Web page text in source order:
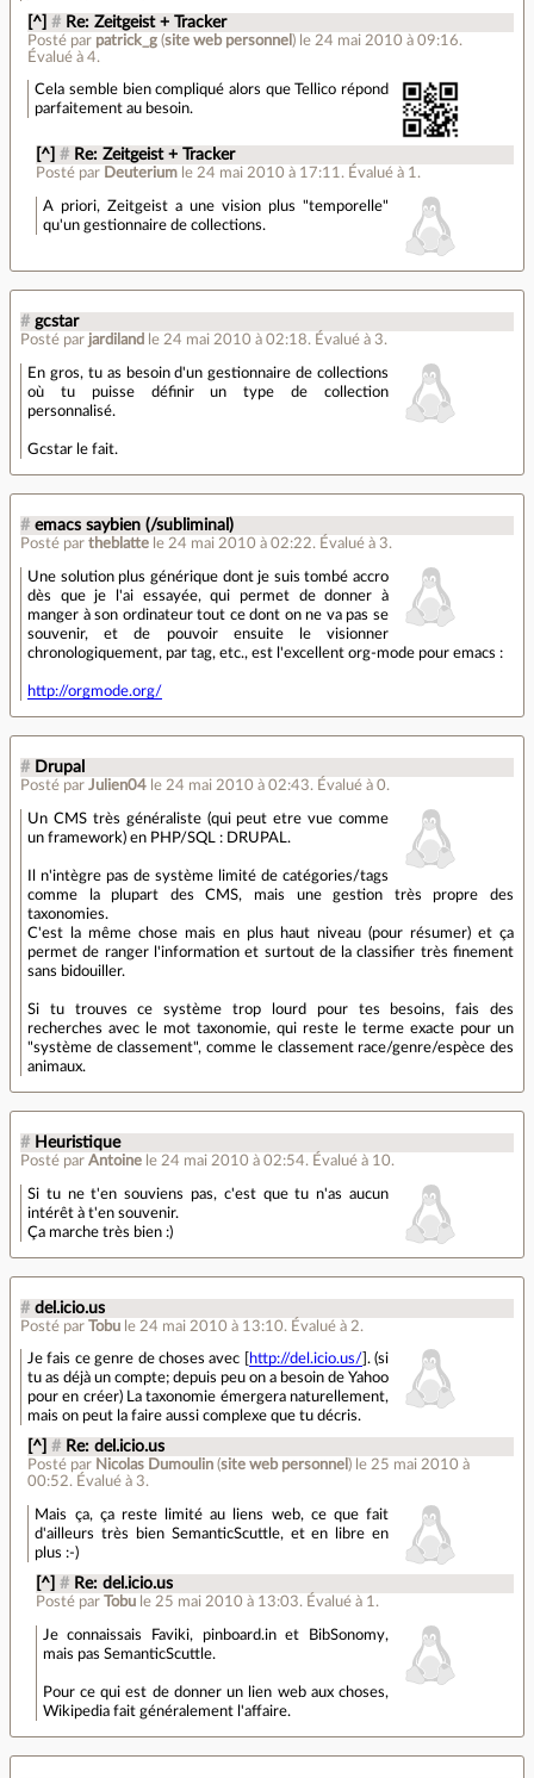
[^] # Re: Zeitgeist + Tracker
Posté par patrick_g (site web personnel ) le 24 mai 2010 à 09:16.
Évalué à4.
Cela semble bien compliqué alors que Tellico répond
parfaitement au besoin.
[^] # Re: Zeitgeist + Tracker
Posté par Deuterium le 24 mai 2010 à 17:11.Évalué à 1.
A priori, Zeitgeist a une vision plus "temporelle"
qu'un gestionnaire de collections.
# gcstar
Posté par jardiland le 24 mai 2010 à 02:18. Évalué à 3.
En gros, tu as besoin d'un gestionnaire de collections
où tu puisse définir un type de collection
personnalisé.
Gcstar le fait.
# emacs saybien (/subliminal)
Posté par theblatte le 24 mai 2010 à 02:22. Évalué à 3.
Une solution plus générique dont je suis tombé accro
dès que je l'ai essayée, qui permet de donner à
manger à son ordinateur tout ce dont on ne va pas se
souvenir, et de pouvoir ensuite le visionner
chronologiquement, par tag, etc., est l'excellent org-mode pour emacs :
http://orgmode.org/
# Drupal
Posté par Julien04 le 24 mai 2010 à 02:43. Évalué à 0.
Un CMS très généraliste (qui peut etre vue comme
un framework) en PHP/SQL : DRUPAL.
Il n'intègre pas de système limité de catégories/tags
comme la plupart des CMS, mais une gestion très propre des
taxonomies.
C'est la même chose mais en plus haut niveau (pour résumer) et ça
permet de ranger l'information et surtout de la classifier très finement
sans bidouiller.
Si tu trouves ce système trop lourd pour tes besoins, fais des
recherches avec le mot taxonomie, qui reste le terme exacte pour un
"système de classement", comme le classement race/genre/espèce des
animaux.
# Heuristique
Posté par Antoine le 24 mai 2010 à 02:54. Évalué à 10.
Si tu ne t'en souviens pas, c'est que tu n'as aucun
intérêt à t'en souvenir.
Ça marche très bien :)
# del.icio.us
Posté par Tobu le 24 mai 2010 à 13:10. Évalué à 2.
Je fais ce genre de choses avec [ http://del.icio.us/ ]. (si
tu as déjà un compte; depuis peu on a besoin de Yahoo
pour en créer) La taxonomie émergera naturellement,
mais on peut la faire aussi complexe que tu décris.
[^] # Re: del.icio.us
Posté par Nicolas Dumoulin (site web personnel ) le 25 mai 2010 à
00:52. Évalué à 3.
Mais ça, ça reste limité au liens web, ce que fait
d'ailleurs très bien SemanticScuttle, et en libre en
plus :-)
[^] # Re: del.icio.us
Posté par Tobu le 25 mai 2010 à 13:03. Évalué à 1 .
Je connaissais Faviki, pinboard.in et BibSonomy,
mais pas SemanticScuttle.
Pour ce qui est de donner un lien web aux choses,
Wikipedia fait généralement l'affaire.